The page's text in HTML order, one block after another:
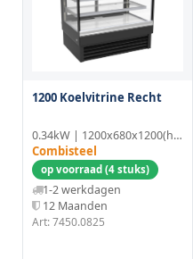
1200 Koelvitrine Recht
0.34kW | 1200x680x1200(h)mm
Combisteel
op voorraad (4 stuks)
1-2 werkdagen
12 Maanden
Art: 7450.0825